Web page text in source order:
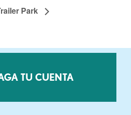
Park
TU CUENTA